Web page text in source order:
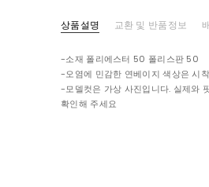
상품설명 교환 및 반품정보
-소재 폴리에스터 50 폴리스판 50
-오염에 민감한 연베이지 색상은 시
-모델컷은 가상 사진입니다. 실제와
확인해 주세요